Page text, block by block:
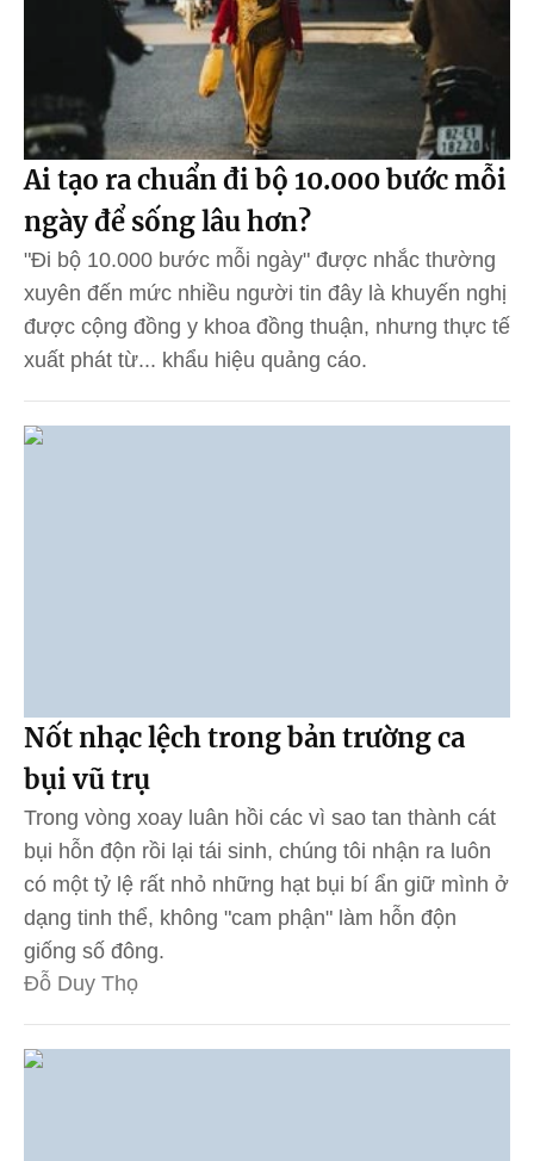
Ai tạo ra chuẩn đi bộ 10.000 bước mỗi
ngày để sống lâu hơn?
"Đi bộ 10.000 bước mỗi ngày" được nhắc thường
xuyên đến mức nhiều người tin đây là khuyến nghị
được cộng đồng y khoa đồng thuận, nhưng thực tế
xuất phát từ... khẩu hiệu quảng cáo.
Nốt nhạc lệch trong bản trường ca
bụi vũ trụ
Trong vòng xoay luân hồi các vì sao tan thành cát
bụi hỗn độn rồi lại tái sinh, chúng tôi nhận ra luôn
có một tỷ lệ rất nhỏ những hạt bụi bí ẩn giữ mình ở
dạng tinh thể, không "cam phận" làm hỗn độn
giống số đông.
Đỗ Duy Thọ